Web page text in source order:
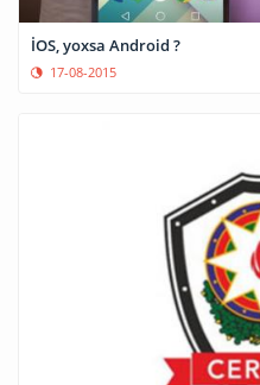
İOS, yoxsa Android ?
17-08-2015